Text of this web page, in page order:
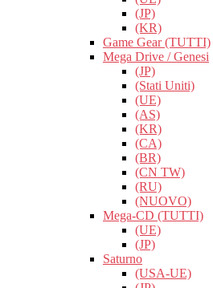
(JP)
(KR)
Game Gear (TUTTI)
Mega Drive / Genesi
(JP)
(Stati Uniti)
(UE)
(AS)
(KR)
(CA)
(BR)
(CN TW)
(RU)
(NUOVO)
Mega-CD (TUTTI)
(UE)
(JP)
Saturno
(USA-UE)